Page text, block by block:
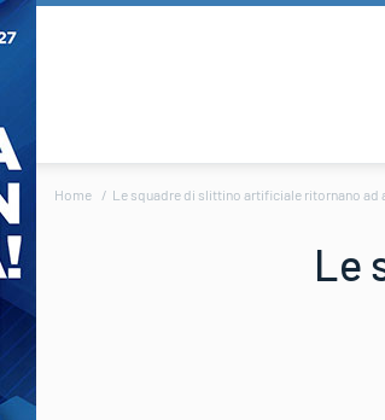
Home Le squadre di slittino artificiale ritornano ad
Le